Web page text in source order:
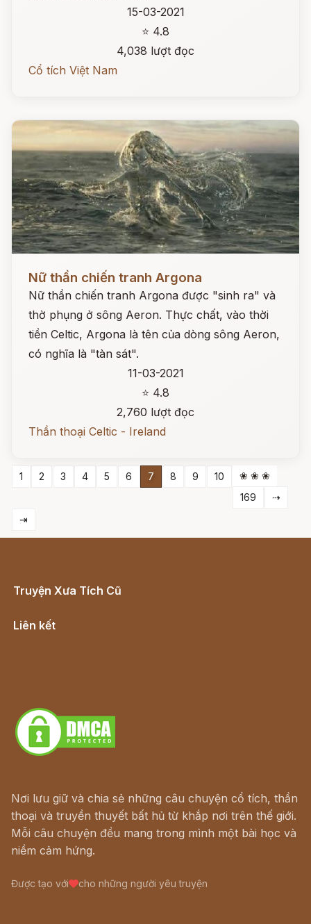
15-03-2021
⭐ 4.8
4,038 lượt đọc
Cổ tích Việt Nam
Nữ thần chiến tranh Argona
Nữ thần chiến tranh Argona được "sinh ra" và
thờ phụng ở sông Aeron. Thực chất, vào thời
tiền Celtic, Argona là tên của dòng sông Aeron,
có nghĩa là "tàn sát".
11-03-2021
⭐ 4.8
2,760 lượt đọc
Thần thoại Celtic - Ireland
1 2 3 4 5 6 7 8 9 10
❀ ❀ ❀
169
⇢
⇥
Truyện Xưa Tích Cũ
Liên kết
Nơi lưu giữ và chia sẻ những câu chuyện cổ tích, thần
thoại và truyền thuyết bất hủ từ khắp nơi trên thế giới.
Mỗi câu chuyện đều mang trong mình một bài học và
niềm cảm hứng.
Được tạo với cho những người yêu truyện